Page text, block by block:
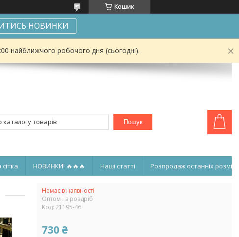
Кошик
НОВИНКИ
найближчого робочого дня (сьогодні).
Пошук
НОВИНКИ! 🔥🔥🔥 Наші статті Розпродаж останніх
Немає в наявності
Оптом і в роздріб
Код: 21195-46
730 ₴